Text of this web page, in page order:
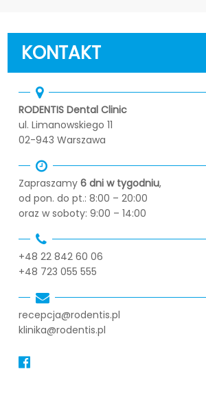
KONTAKT
RODENTIS Dental Clinic
ul. Limanowskiego 11
02-943 Warszawa
Zapraszamy6 dni w tygodniu,
od pon. do pt.: 8:00 – 20:00
oraz w soboty: 9:00 – 14:00
+48 22 842 60 06
+48 723 055 555
recepcja@rodentis.pl
klinika@rodentis.pl